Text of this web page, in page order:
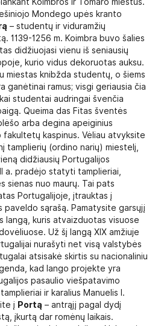
Mondego upės kranto
– studentų ir viduramžių
1139-1256 m. Koimbra buvo šalies
didžiuojasi vienu iš seniausių
kurio vidus dekoruotas auksu.
miestas knibžda studentų, o šiems
ganėtinai ramus; visgi geriausia čia
studentai audringai švenčia
Queima das Fitas šventės
arba degina apeiginius
fakultetų kaspinus. Vėliau atvyksite
tamplierių (ordino narių) miestelį,
didžiausių Portugalijos
a. pradėjo statyti tamplieriai,
sienas nuo maurų. Tai pats
Portugalijoje, įtrauktas į
paveldo sąrašą. Pamatysite garsųjį
langą, kuris atvaizduotas visuose
Už šį langą XIX amžiuje
nurašyti net visą valstybės
atsisakė skirtis su nacionaliniu
kad lango projekte yra
pasaulio viešpatavimo
ir karalius Manuelis I.
į Portą – antrąjį pagal dydį
įkurtą dar romėnų laikais.